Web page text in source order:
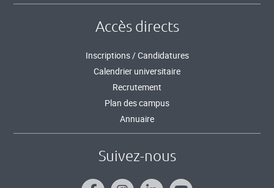
Accès directs
Inscriptions / Candidatures
Calendrier universitaire
Recrutement
Plan des campus
Annuaire
Suivez-nous